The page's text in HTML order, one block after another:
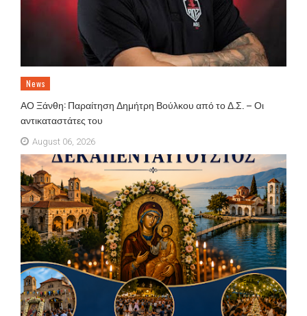
News
ΑΟ Ξάνθη: Παραίτηση Δημήτρη Βούλκου από το Δ.Σ. – Οι
αντικαταστάτες του
August 06, 2026